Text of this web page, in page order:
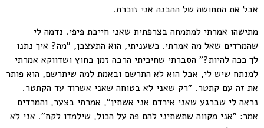
אבל את התחושה של ההבנה אני זוכרת.
מתישהו אמרתי למתמחה בצרפתית שאני חייבת פיפי. נדמה לי
שהמרדים שאל מה אמרתי. כשעניתי, הוא התעצבן, "מה? איך נתנו
לך ככה להיות?" הסברתי שחיכיתי הרבה זמן בחוץ ושדווקא אמרתי
למנתח שיש לי, אבל הוא לא התרשם ובאמת למה שיתרשם, הוא פותר
את זה עם קתטר. "רק שאני לא בטוחה שאני אשרוד עד הקתטר.
נראה לי שברגע שאני אירדם אני אשתין", אמרתי בצער, והמרדים
אמר: "אני מקווה שתשתיני להם פה על הכול, שילמדו לקח". אני לא